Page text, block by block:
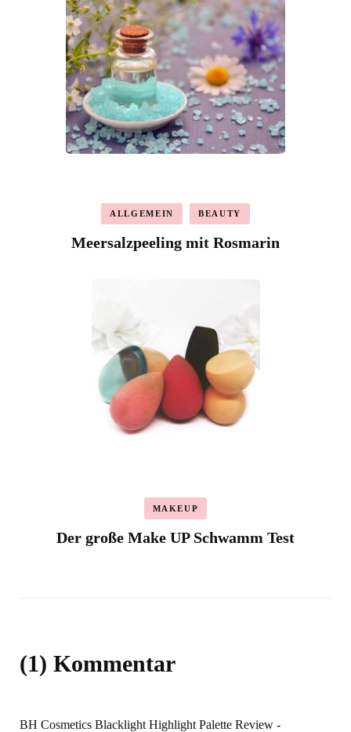
ALLGEMEIN BEAUTY
Meersalzpeeling mit Rosmarin
MAKEUP
Der große Make UP Schwamm Test
(1) Kommentar
BH Cosmetics Blacklight Highlight Palette Review -